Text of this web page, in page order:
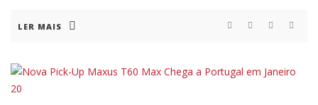
LER MAIS